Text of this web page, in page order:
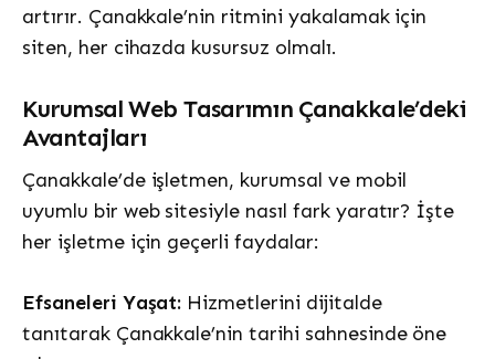
artırır. Çanakkale’nin ritmini yakalamak için
siten, her cihazda kusursuz olmalı.
Kurumsal Web Tasarımın Çanakkale’deki
Avantajları
Çanakkale’de işletmen, kurumsal ve mobil
uyumlu bir web sitesiyle nasıl fark yaratır? İşte
her işletme için geçerli faydalar:
Efsaneleri Yaşat: Hizmetlerini dijitalde
tanıtarak Çanakkale’nin tarihi sahnesinde öne